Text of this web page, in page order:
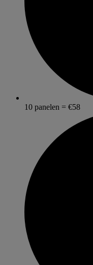
10 panelen = €58